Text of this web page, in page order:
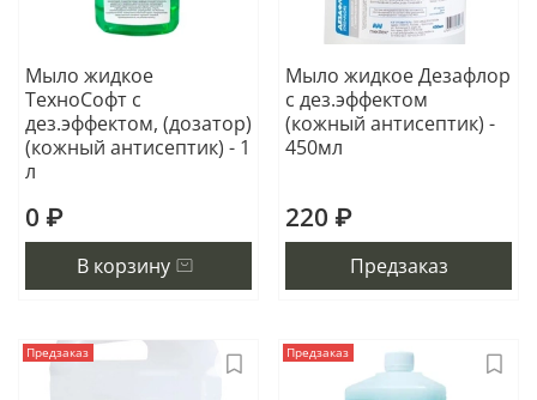
Мыло жидкое
ТехноСофт с
дез.эффектом, (дозатор)
(кожный антисептик) - 1
л
0 ₽
В корзину
Мыло жидкое Дезафлор
с дез.эффектом
(кожный антисептик) -
450мл
220 ₽
Предзаказ
Предзаказ Предзаказ